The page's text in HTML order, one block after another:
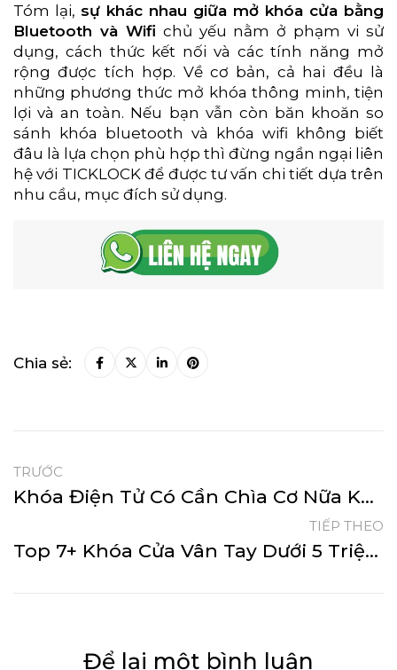
Tóm lại, sự khác nhau giữa mở khóa cửa bằng
Bluetooth và Wifi chủ yếu nằm ở phạm vi sử
dụng, cách thức kết nối và các tính năng mở
rộng được tích hợp. Về cơ bản, cả hai đều là
những phương thức mở khóa thông minh, tiện
lợi và an toàn. Nếu bạn vẫn còn băn khoăn so
sánh khóa bluetooth và khóa wifi không biết
đâu là lựa chọn phù hợp thì đừng ngần ngại liên
hệ với TICKLOCK để được tư vấn chi tiết dựa trên
nhu cầu, mục đích sử dụng.
Chia sẻ:
TRƯỚC
Khóa Điện Tử Có Cần Chìa Cơ Nữa Không?
TIẾP THEO
Top 7+ Khóa Cửa Vân Tay Dưới 5 Triệu Đáng Mua Nhất
Để lại một bình luận